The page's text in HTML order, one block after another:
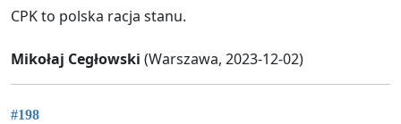
CPK to polska racja stanu.
Mikołaj Cegłowski (Warszawa, 2023-12-02)
#198